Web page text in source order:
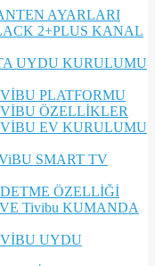
AYARLARI
2+PLUS KANAL
UYDU KURULUMU
PLATFORMU
ÖZELLİKLER
EV KURULUMU
SMART TV
ÖZELLİĞİ
Tivibu KUMANDA
UYDU